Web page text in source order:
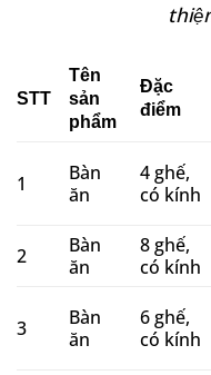
STT
Tên
sản
phẩm
Đặc
điểm
1
Bàn
ăn
4 ghế,
có kính
2
Bàn
ăn
8 ghế,
có kính
3
Bàn
ăn
6 ghế,
có kính